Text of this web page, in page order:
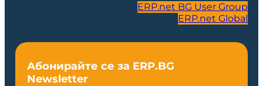
ERP.net BG User Group
ERP.net Global
Абонирайте се за ERP.BG
Newsletter